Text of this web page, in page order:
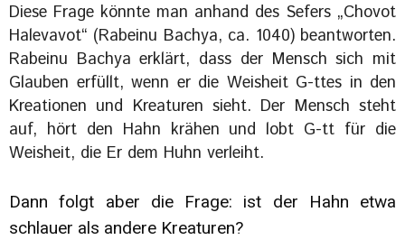
Diese Frage könnte man anhand des Sefers „Chovot
Halevavot“ (Rabeinu Bachya, ca. 1040) beantworten.
Rabeinu Bachya erklärt, dass der Mensch sich mit
Glauben erfüllt, wenn er die Weisheit G-ttes in den
Kreationen und Kreaturen sieht. Der Mensch steht
auf, hört den Hahn krähen und lobt G-tt für die
Weisheit, die Er dem Huhn verleiht.
Dann folgt aber die Frage: ist der Hahn etwa
schlauer als andere Kreaturen?